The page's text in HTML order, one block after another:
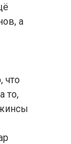
а
что
то,